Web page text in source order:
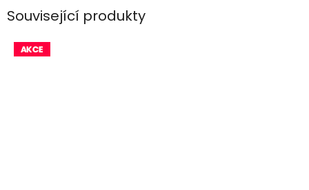
Související produkty